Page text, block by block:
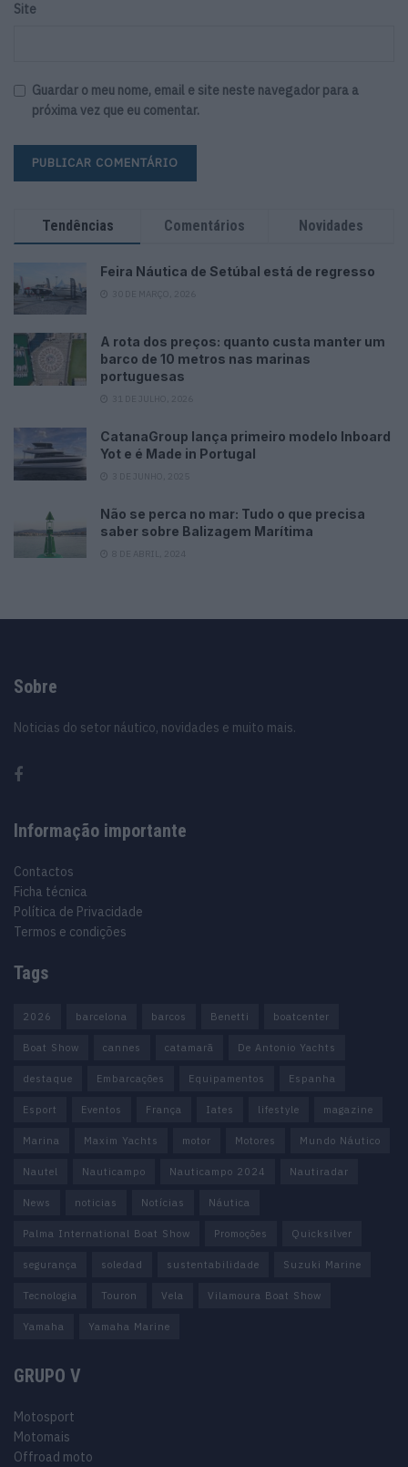
Site
Guardar o meu nome, email e site neste navegador para a
próxima vez que eu comentar.
Tendências Comentários Novidades
Feira Náutica de Setúbal está de regresso
A rota dos preços: quanto custa manter um
barco de 10 metros nas marinas
portuguesas
CatanaGroup lança primeiro modelo Inboard
Yot e é Made in Portugal
Não se perca no mar: Tudo o que precisa
saber sobre Balizagem Marítima
Sobre
Noticias do setor náutico, novidades e muito mais.
Informação importante
Contactos
Ficha técnica
Política de Privacidade
Termos e condições
Tags
2026 barcelona barcos Benetti boatcenter
Boat Show cannes catamarã De Antonio Yachts
destaque Embarcações Equipamentos Espanha
Esport Eventos França Iates lifestyle magazine
Marina Maxim Yachts motor Motores Mundo Náutico
Nautel Nauticampo Nauticampo 2024 Nautiradar
News noticias Notícias Náutica
Palma International Boat Show Promoções Quicksilver
segurança soledad sustentabilidade Suzuki Marine
Tecnologia Touron Vela Vilamoura Boat Show
Yamaha Yamaha Marine
GRUPO V
Motosport
Motomais
Offroad moto